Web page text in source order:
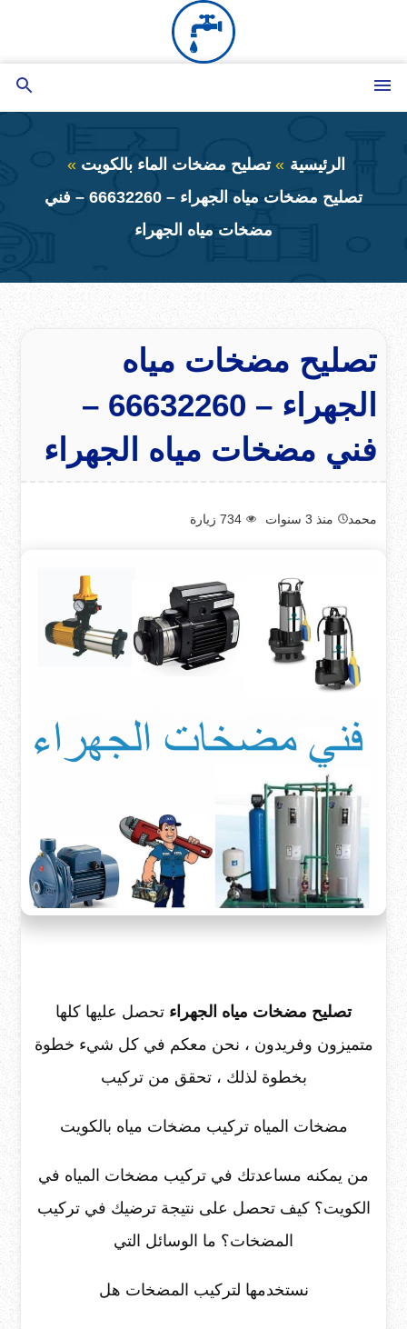
المحتوى
الرئيسية
تصليح مضخات الماء بالكويت
تصليح مضخات مياه الجهراء – 66632260 – فني
مضخات مياه الجهراء
تصليح مضخات مياه
الجهراء – 66632260 –
فني مضخات مياه الجهراء
محمد منذ 3 سنوات 734 زيارة
تصليح مضخات مياه الجهراء تحصل عليها كلها
متميزون وفريدون ، نحن معكم في كل شيء خطوة
بخطوة لذلك ، تحقق من تركيب
مضخات المياه تركيب مضخات مياه بالكويت
من يمكنه مساعدتك في تركيب مضخات المياه في
الكويت؟ كيف تحصل على نتيجة ترضيك في تركيب
المضخات؟ ما الوسائل التي
نستخدمها لتركيب المضخات هل